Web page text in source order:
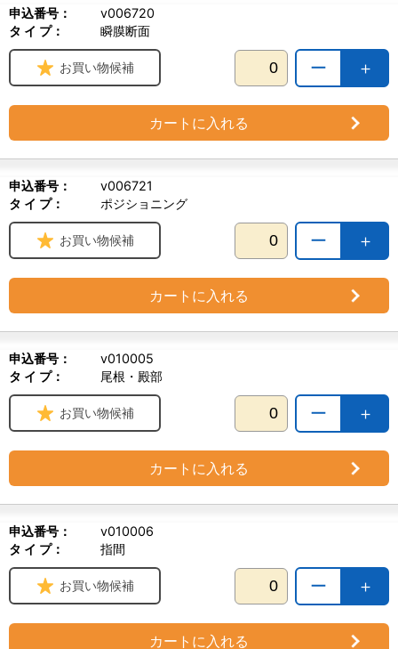
申込番号：
v006720
タ イ プ：
瞬膜断面
＋
ー
お買い物候補
カートに入れる
申込番号：
v006721
タ イ プ：
ポジショニング
＋
ー
お買い物候補
カートに入れる
申込番号：
v010005
タ イ プ：
尾根・殿部
＋
ー
お買い物候補
カートに入れる
申込番号：
v010006
タ イ プ：
指間
＋
ー
お買い物候補
カートに入れる